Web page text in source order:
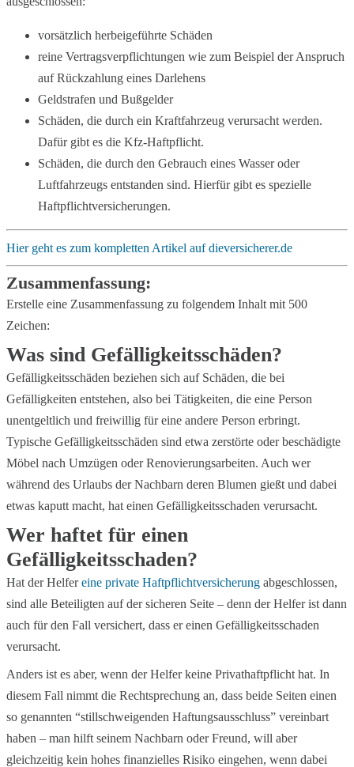
vorsätzlich herbeigeführte Schäden
reine Vertragsverpflichtungen wie zum Beispiel der Anspruch
auf Rückzahlung eines Darlehens
Geldstrafen und Bußgelder
Schäden, die durch ein Kraftfahrzeug verursacht werden.
Dafür gibt es die Kfz-Haftpflicht.
Schäden, die durch den Gebrauch eines Wasser­ oder
Luftfahrzeugs entstanden sind. Hierfür gibt es spezielle
Haftpflichtversicherungen.
Hier geht es zum kompletten Artikel auf dieversicherer.de
Zusammenfassung:
Erstelle eine Zusammenfassung zu folgendem Inhalt mit 500
Zeichen:
Was sind Gefälligkeitsschäden?
Gefälligkeitsschäden beziehen sich auf Schäden, die bei
Gefälligkeiten entstehen, also bei Tätigkeiten, die eine Person
unentgeltlich und freiwillig für eine andere Person erbringt.
Typische Gefälligkeitsschäden sind etwa zerstörte oder beschädigte
Möbel nach Umzügen oder Renovierungsarbeiten. Auch wer
während des Urlaubs der Nachbarn deren Blumen gießt und dabei
etwas kaputt macht, hat einen Gefälligkeitsschaden verursacht.
Wer haftet für einen
Gefälligkeitsschaden?
Hat der Helfereine private Haftpflichtversicherung abgeschlossen,
sind alle Beteiligten auf der sicheren Seite – denn der Helfer ist dann
auch für den Fall versichert, dass er einen Gefälligkeitsschaden
verursacht.
Anders ist es aber, wenn der Helfer keine Privathaftpflicht hat. In
diesem Fall nimmt die Rechtsprechung an, dass beide Seiten einen
so genannten “stillschweigenden Haftungsausschluss” vereinbart
haben – man hilft seinem Nachbarn oder Freund, will aber
gleichzeitig kein hohes finanzielles Risiko eingehen, wenn dabei